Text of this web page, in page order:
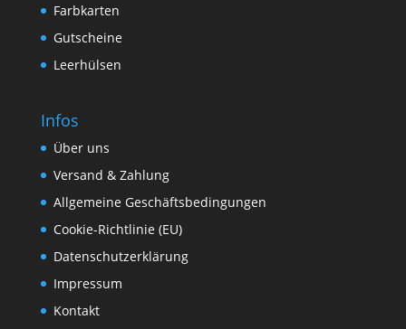
Farbkarten
Gutscheine
Leerhülsen
Infos
Über uns
Versand & Zahlung
Allgemeine Geschäftsbedingungen
Cookie-Richtlinie (EU)
Datenschutzerklärung
Impressum
Kontakt